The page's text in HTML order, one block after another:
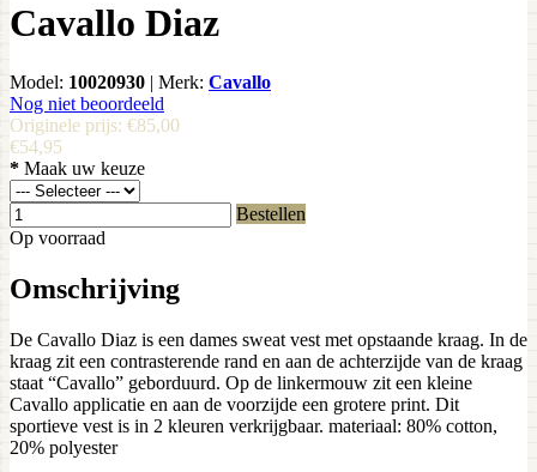
Cavallo Diaz
Model: 10020930 | Merk: Cavallo
Nog niet beoordeeld
Originele prijs: €85,00
€54,95
* Maak uw keuze
Bestellen
Op voorraad
Omschrijving
De Cavallo Diaz is een dames sweat vest met opstaande kraag. In de
kraag zit een contrasterende rand en aan de achterzijde van de kraag
staat “Cavallo” geborduurd. Op de linkermouw zit een kleine
Cavallo applicatie en aan de voorzijde een grotere print. Dit
sportieve vest is in 2 kleuren verkrijgbaar. materiaal: 80% cotton,
20% polyester